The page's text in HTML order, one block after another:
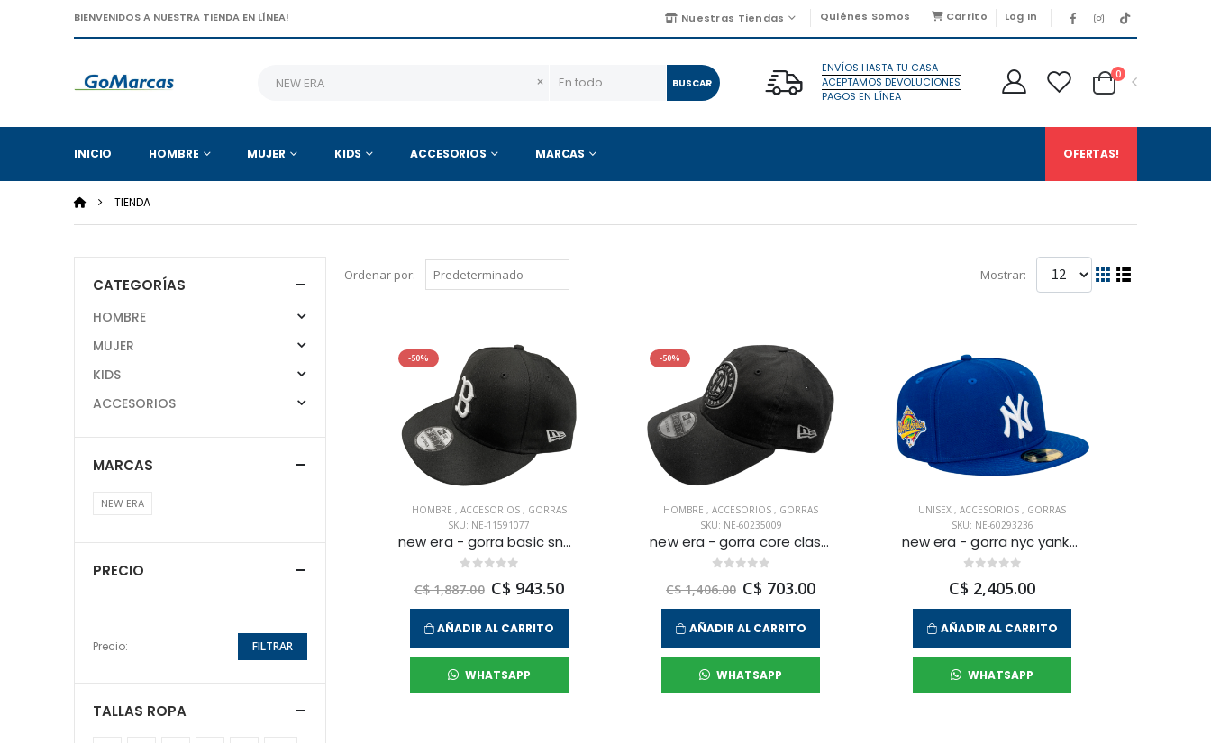
BIENVENIDOS A NUESTRA TIENDA EN LÍNEA! Nuestras Tiendas Quiénes Somos Carrito Log In
× BUSCAR
ENVÍOS HASTA TU CASA
ACEPTAMOS DEVOLUCIONES
PAGOS EN LÍNEA
0
INICIO HOMBRE MUJER KIDS ACCESORIOS MARCAS OFERTAS!
TIENDA
Ordenar por: Mostrar:
-50%
HOMBRE , ACCESORIOS , GORRAS
SKU: NE-11591077
new era - gorra basic snap 950 boston red sox para hombre
C$ 1,887.00 C$ 943.50
AÑADIR AL CARRITO
WHATSAPP
-50%
HOMBRE , ACCESORIOS , GORRAS
SKU: NE-60235009
new era - gorra core classic 2 0 bronet otc/osfm para hombre
C$ 1,406.00 C$ 703.00
AÑADIR AL CARRITO
WHATSAPP
UNISEX,ACCESORIOS, GORRAS
SKU: NE-60293236
new era - gorra nyc yankees 59fifty unisex
C$ 2,405.00
AÑADIR AL CARRITO
WHATSAPP
CATEGORÍAS
HOMBRE
MUJER
KIDS
ACCESORIOS
MARCAS
NEW ERA
PRECIO
Precio: FILTRAR
TALLAS ROPA